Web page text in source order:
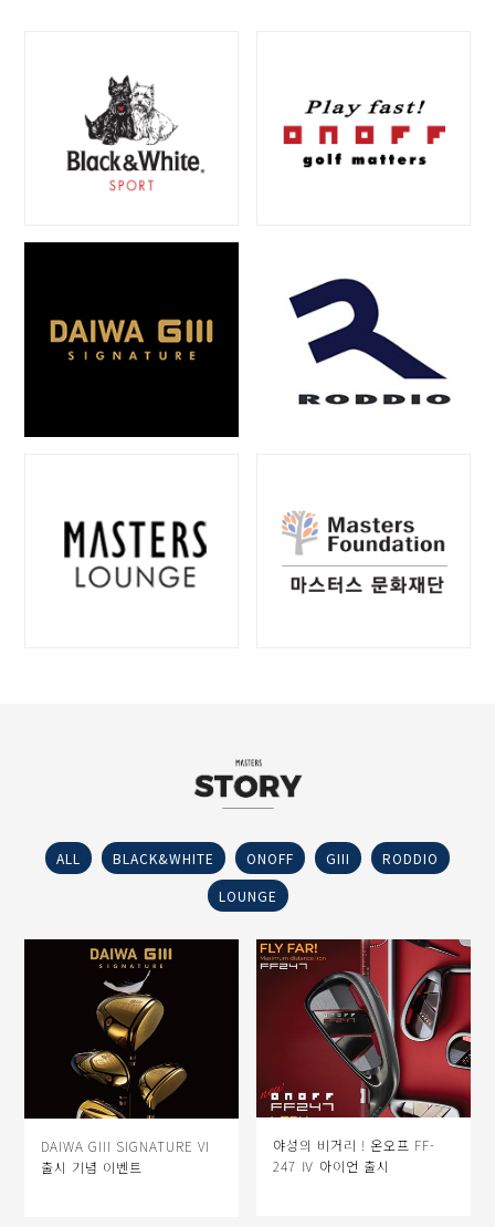
ALL BLACK&WHITE ONOFF GIII
RODDIO
LOUNGE
DAIWA GIII SIGNATURE VI
출시 기념 이벤트
야성의 비거리 ! 온오프 FF-
247 Ⅳ 아이언 출시